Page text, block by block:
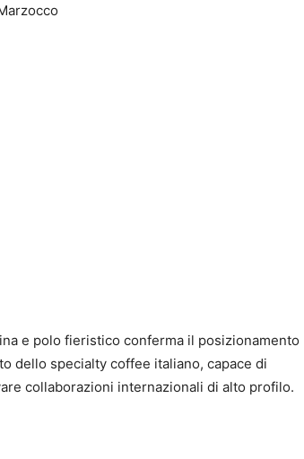
e polo fieristico conferma il posizionamento
dello specialty coffee italiano, capace di
collaborazioni internazionali di alto profilo.